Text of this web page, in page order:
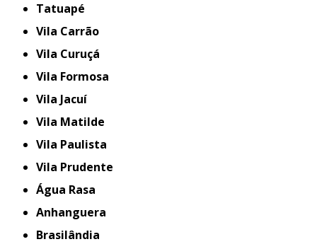
Tatuapé
Vila Carrão
Vila Curuçá
Vila Formosa
Vila Jacuí
Vila Matilde
Vila Paulista
Vila Prudente
Água Rasa
Anhanguera
Brasilândia